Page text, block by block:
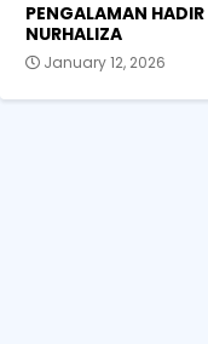
PENGALAMAN
NURHALIZA
January 12, 2026